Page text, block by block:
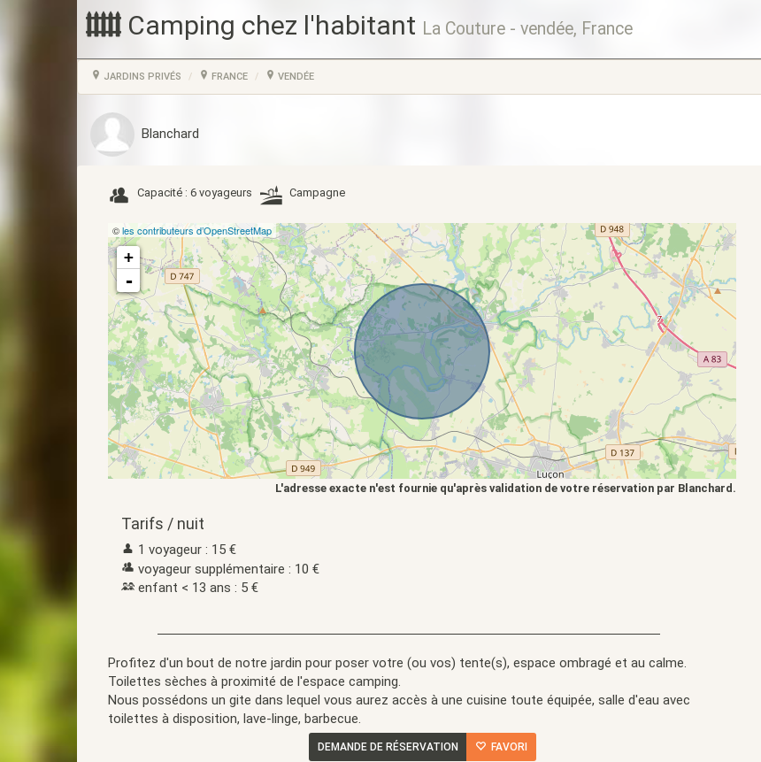
Camping chez l'habitant La Couture - vendée, France
JARDINS PRIVÉS FRANCE VENDÉE
Blanchard
Capacité : 6 voyageurs Campagne
©les contributeurs d’OpenStreetMap
+
-
L'adresse exacte n'est fournie qu'après validation de votre réservation par Blanchard.
Tarifs / nuit
1 voyageur : 15 €
voyageur supplémentaire : 10 €
enfant < 13 ans : 5 €
Profitez d'un bout de notre jardin pour poser votre (ou vos) tente(s), espace ombragé et au calme.
Toilettes sèches à proximité de l'espace camping.
Nous possédons un gite dans lequel vous aurez accès à une cuisine toute équipée, salle d'eau avec
toilettes à disposition, lave-linge, barbecue.
DEMANDE DE RÉSERVATION FAVORI